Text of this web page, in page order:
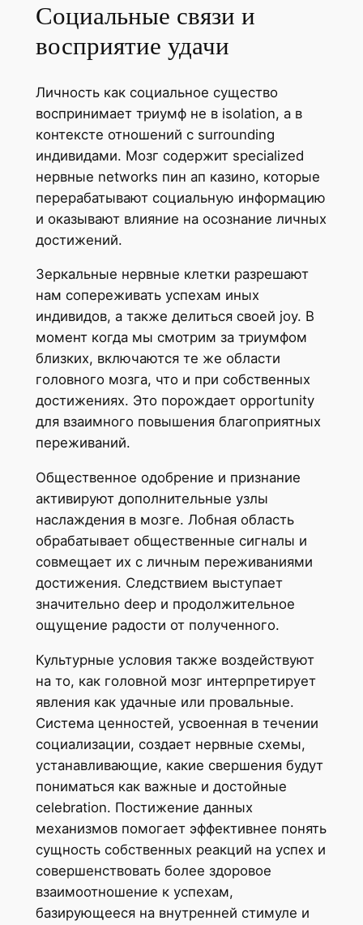
Социальные связи и
восприятие удачи
Личность как социальное существо
воспринимает триумф не в isolation, а в
контексте отношений с surrounding
индивидами. Мозг содержит specialized
нервные networks пин ап казино, которые
перерабатывают социальную информацию
и оказывают влияние на осознание личных
достижений.
Зеркальные нервные клетки разрешают
нам сопереживать успехам иных
индивидов, а также делиться своей joy. В
момент когда мы смотрим за триумфом
близких, включаются те же области
головного мозга, что и при собственных
достижениях. Это порождает opportunity
для взаимного повышения благоприятных
переживаний.
Общественное одобрение и признание
активируют дополнительные узлы
наслаждения в мозге. Лобная область
обрабатывает общественные сигналы и
совмещает их с личным переживаниями
достижения. Следствием выступает
значительно deep и продолжительное
ощущение радости от полученного.
Культурные условия также воздействуют
на то, как головной мозг интерпретирует
явления как удачные или провальные.
Система ценностей, усвоенная в течении
социализации, создает нервные схемы,
устанавливающие, какие свершения будут
пониматься как важные и достойные
celebration. Постижение данных
механизмов помогает эффективнее понять
сущность собственных реакций на успех и
совершенствовать более здоровое
взаимоотношение к успехам,
базирующееся на внутренней стимуле и